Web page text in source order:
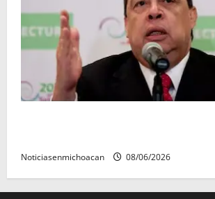
Noticiasenmichoacan 08/06/2026